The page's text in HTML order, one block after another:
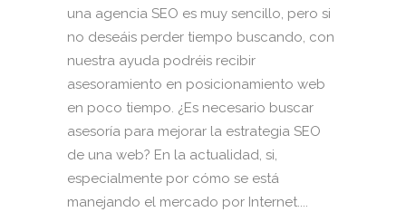
una agencia SEO es muy sencillo, pero si
no deseáis perder tiempo buscando, con
nuestra ayuda podréis recibir
asesoramiento en posicionamiento web
en poco tiempo. ¿Es necesario buscar
asesoría para mejorar la estrategia SEO
de una web? En la actualidad, si,
especialmente por cómo se está
manejando el mercado por Internet....